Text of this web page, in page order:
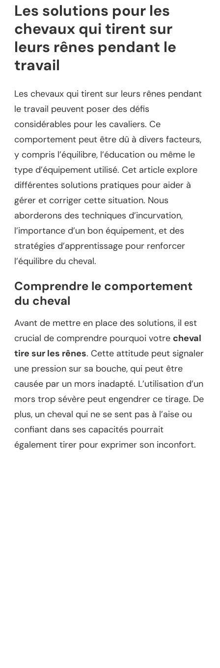
Les solutions pour les
chevaux qui tirent sur
leurs rênes pendant le
travail
Les chevaux qui tirent sur leurs rênes pendant
le travail peuvent poser des défis
considérables pour les cavaliers. Ce
comportement peut être dû à divers facteurs,
y compris l’équilibre, l’éducation ou même le
type d’équipement utilisé. Cet article explore
différentes solutions pratiques pour aider à
gérer et corriger cette situation. Nous
aborderons des techniques d’incurvation,
l’importance d’un bon équipement, et des
stratégies d’apprentissage pour renforcer
l’équilibre du cheval.
Comprendre le comportement
du cheval
Avant de mettre en place des solutions, il est
crucial de comprendre pourquoi votre cheval
tire sur les rênes. Cette attitude peut signaler
une pression sur sa bouche, qui peut être
causée par un mors inadapté. L’utilisation d’un
mors trop sévère peut engendrer ce tirage. De
plus, un cheval qui ne se sent pas à l’aise ou
confiant dans ses capacités pourrait
également tirer pour exprimer son inconfort.